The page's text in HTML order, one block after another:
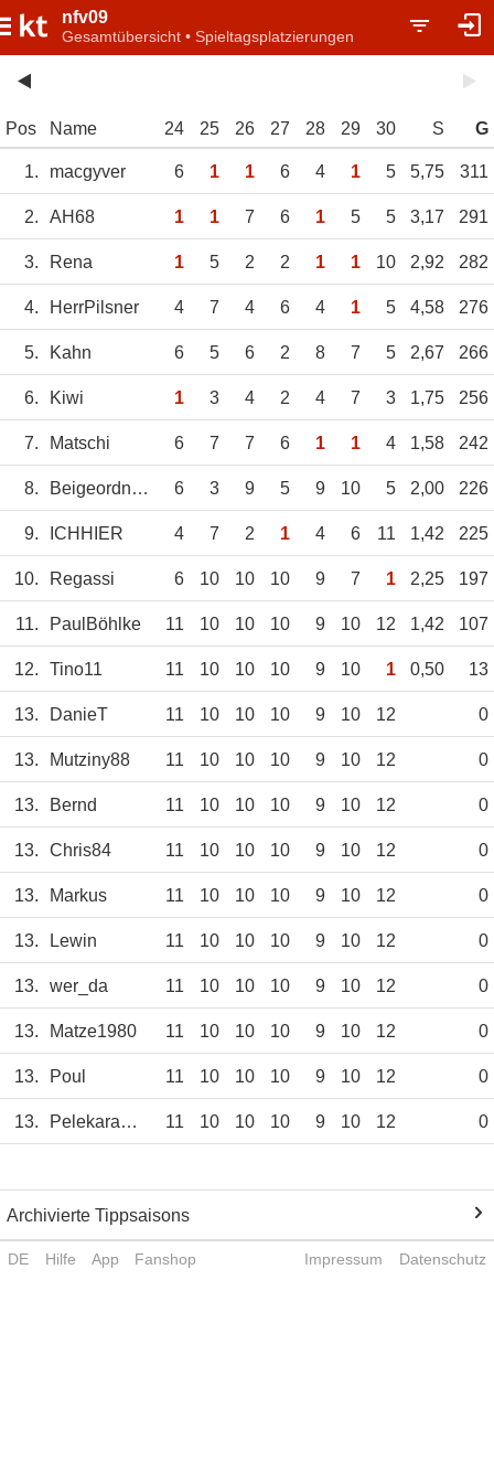
nfv09
Gesamtübersicht • Spieltagsplatzierungen
Pos Name 24 25 26 27 28 29 30 S G
1. macgyver 6 1 1 6 4 1 5 5,75 311
2. AH68 1 1 7 6 1 5 5 3,17 291
3. Rena 1 5 2 2 1 1 10 2,92 282
4. HerrPilsner 4 7 4 6 4 1 5 4,58 276
5. Kahn 6 5 6 2 8 7 5 2,67 266
6. Kiwi 1 3 4 2 4 7 3 1,75 256
7. Matschi 6 7 7 6 1 1 4 1,58 242
8. Beigeordneter55 6 3 9 5 9 10 5 2,00 226
9. ICHHIER 4 7 2 1 4 6 11 1,42 225
10. Regassi 6 10 10 10 9 7 1 2,25 197
11. PaulBöhlke 11 10 10 10 9 10 12 1,42 107
12. Tino11 11 10 10 10 9 10 1 0,50 13
13. DanieT 11 10 10 10 9 10 12 0
13. Mutziny88 11 10 10 10 9 10 12 0
13. Bernd 11 10 10 10 9 10 12 0
13. Chris84 11 10 10 10 9 10 12 0
13. Markus 11 10 10 10 9 10 12 0
13. Lewin 11 10 10 10 9 10 12 0
13. wer_da 11 10 10 10 9 10 12 0
13. Matze1980 11 10 10 10 9 10 12 0
13. Poul 11 10 10 10 9 10 12 0
13. Pelekaramokeita 11 10 10 10 9 10 12 0
Archivierte Tippsaisons
DE Hilfe App Fanshop Impressum Datenschutz